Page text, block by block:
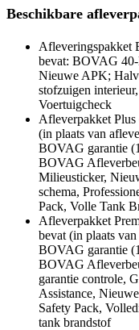
Beschikbare
Afleveringspakket
bevat: BOVAG
Nieuwe APK;
stofzuigen
Voertuigcheck
Afleverpakket
(in plaats van
BOVAG garantie
BOVAG
Milieusticker,
schema,
Pack, Volle Tank
Afleverpakket
bevat (in plaats
BOVAG garantie
BOVAG
garantie controle,
Assistance,
Safety Pack,
tank brandstof